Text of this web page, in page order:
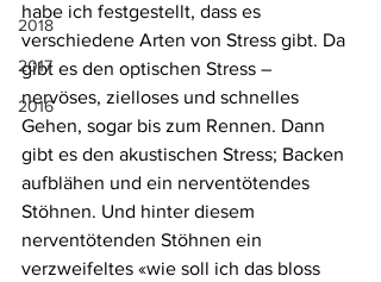
2018
2017
2016
habe ich festgestellt, dass es
verschiedene Arten von Stress gibt. Da
gibt es den optischen Stress –
nervöses, zielloses und schnelles
Gehen, sogar bis zum Rennen. Dann
gibt es den akustischen Stress; Backen
aufblähen und ein nerventötendes
Stöhnen. Und hinter diesem
nerventötenden Stöhnen ein
verzweifeltes «wie soll ich das bloss